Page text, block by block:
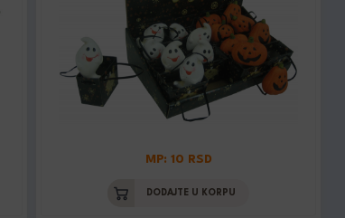
MP: 10 RSD
DODAJTE U KORPU